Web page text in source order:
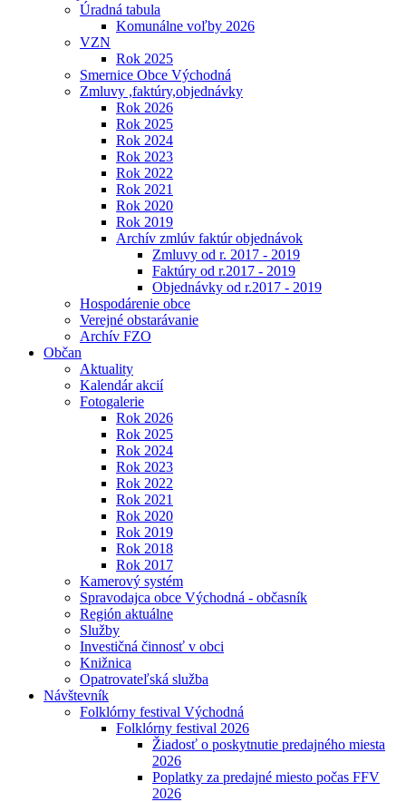
Úradná tabula
Komunálne voľby 2026
VZN
Rok 2025
Smernice Obce Východná
Zmluvy ,faktúry,objednávky
Rok 2026
Rok 2025
Rok 2024
Rok 2023
Rok 2022
Rok 2021
Rok 2020
Rok 2019
Archív zmlúv faktúr objednávok
Zmluvy od r. 2017 - 2019
Faktúry od r.2017 - 2019
Objednávky od r.2017 - 2019
Hospodárenie obce
Verejné obstarávanie
Archív FZO
Občan
Aktuality
Kalendár akcií
Fotogalerie
Rok 2026
Rok 2025
Rok 2024
Rok 2023
Rok 2022
Rok 2021
Rok 2020
Rok 2019
Rok 2018
Rok 2017
Kamerový systém
Spravodajca obce Východná - občasník
Región aktuálne
Služby
Investičná činnosť v obci
Knižnica
Opatrovateľská služba
Návštevník
Folklórny festival Východná
Folklórny festival 2026
Žiadosť o poskytnutie predajného miesta
2026
Poplatky za predajné miesto počas FFV
2026